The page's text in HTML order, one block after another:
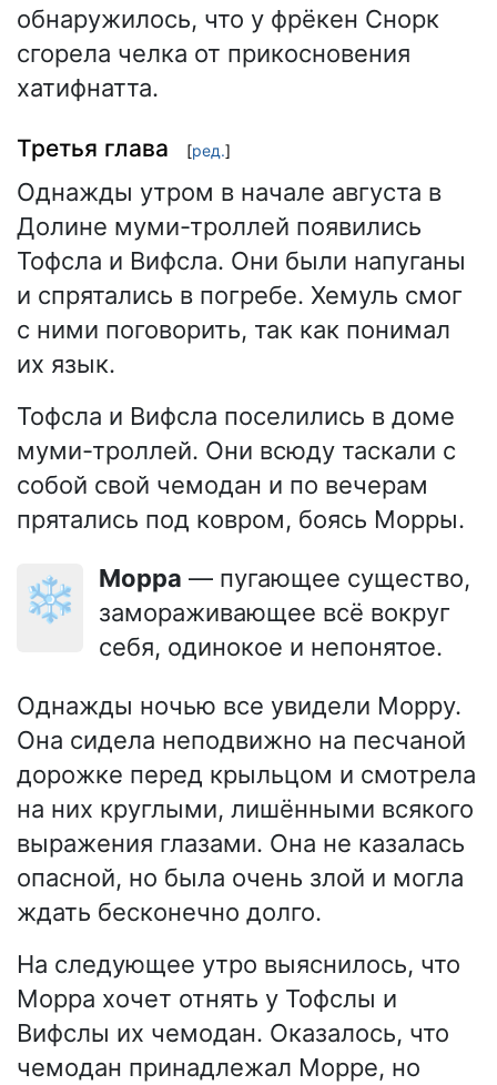
обнаружилось, что у фрёкен Снорк
сгорела челка от прикосновения
хатифнатта.
Третья глава [ред.]
Однажды утром в начале августа в
Долине муми-троллей появились
Тофсла и Вифсла. Они были напуганы
и спрятались в погребе. Хемуль смог
с ними поговорить, так как понимал
их язык.
Тофсла и Вифсла поселились в доме
муми-троллей. Они всюду таскали с
собой свой чемодан и по вечерам
прятались под ковром, боясь Морры.
❄️ Морра — пугающее существо,
замораживающее всё вокруг
себя, одинокое и непонятое.
Однажды ночью все увидели Морру.
Она сидела неподвижно на песчаной
дорожке перед крыльцом и смотрела
на них круглыми, лишёнными всякого
выражения глазами. Она не казалась
опасной, но была очень злой и могла
ждать бесконечно долго.
На следующее утро выяснилось, что
Морра хочет отнять у Тофслы и
Вифслы их чемодан. Оказалось, что
чемодан принадлежал Морре, но